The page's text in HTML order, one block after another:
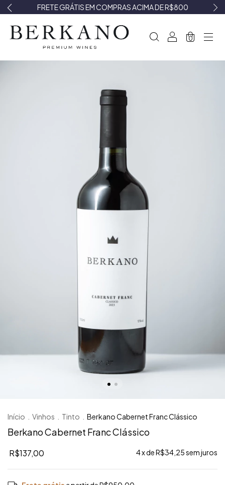
FRETE GRÁTIS EM COMPRAS ACIMA DE R$800
0
Início Vinhos Tinto Berkano Cabernet Franc Clássico
Berkano Cabernet Franc Clássico
R$137,00 4x deR$34,25sem juros